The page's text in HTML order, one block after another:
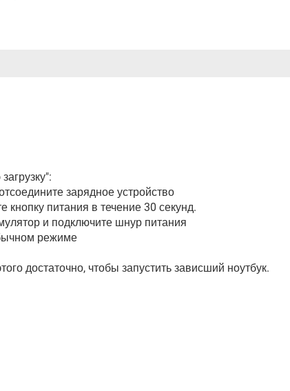
зарядное устройство
питания в течение 30 секунд.
и подключите шнур питания
режиме
достаточно, чтобы запустить зависший ноутбук.